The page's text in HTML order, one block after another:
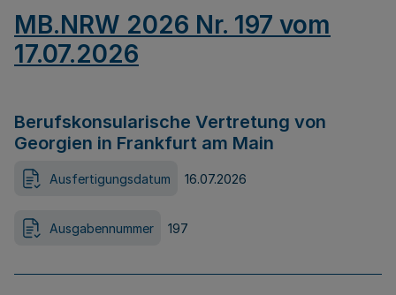
MB.NRW 2026 Nr. 197 vom
17.07.2026
Berufskonsularische Vertretung von
Georgien in Frankfurt am Main
Ausfertigungsdatum 16.07.2026
Ausgabennummer 197